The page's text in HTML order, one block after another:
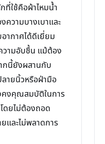
ใช้คือผ้าไหมน้ำ
วามบางเบาและ
ากาศได้ดีเยี่ยม
วามอับชื้น แม้ต้อง
กนี้ยังผสานกับ
ลายนิ้วหรือฝ่ามือ
คงคุณสมบัติในการ
ดยไม่ต้องถอด
และไม่พลาดการ